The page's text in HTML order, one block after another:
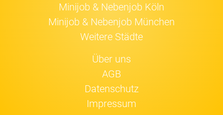
Minijob & Nebenjob Köln
Minijob & Nebenjob München
Weitere Städte
Über uns
AGB
Datenschutz
Impressum